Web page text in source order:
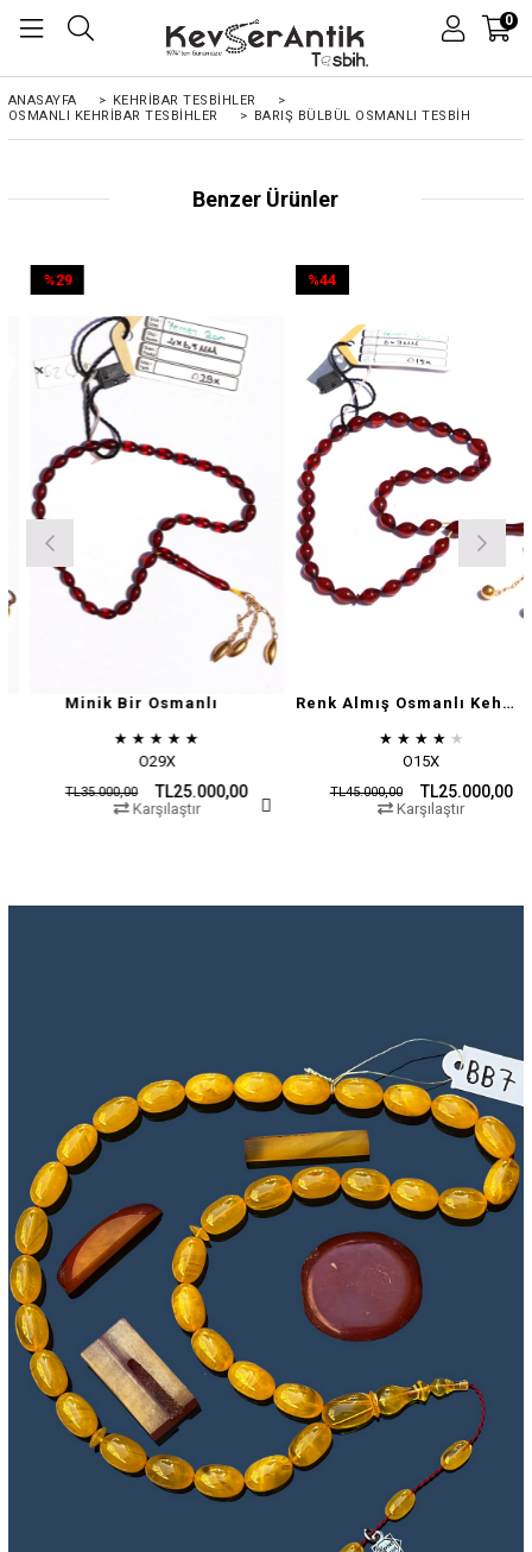
0
ANASAYFA > KEHRIBAR TESBIHLER
>
OSMANLI KEHRİBAR TESBİHLER
> BARIŞ BÜLBÜL OSMANLI TESBIH
Benzer Ürünler
Minik Bir Osmanlı
★ ★ ★ ★
O29X
TL25.000,00
TL35.000,00
%29
%29İndirim
Karşılaştır
Renk Almış Osmanlı Kehribar
★ ★ ★ ★
O15X
TL25.000,00
TL45.000,00
%44
%44İndirim
Karşılaştır